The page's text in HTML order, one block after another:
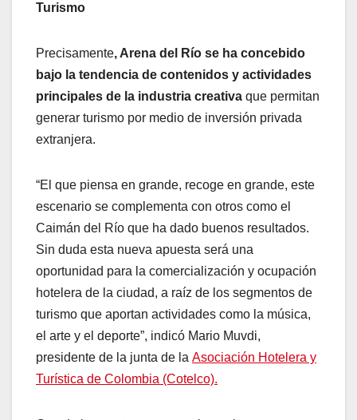
Turismo
Precisamente, Arena del Río se ha concebido
bajo la tendencia de contenidos y actividades
principales de la industria creativa que permitan
generar turismo por medio de inversión privada
extranjera.
“El que piensa en grande, recoge en grande, este
escenario se complementa con otros como el
Caimán del Río que ha dado buenos resultados.
Sin duda esta nueva apuesta será una
oportunidad para la comercialización y ocupación
hotelera de la ciudad, a raíz de los segmentos de
turismo que aportan actividades como la música,
el arte y el deporte”, indicó Mario Muvdi,
presidente de la junta de la Asociación Hotelera y
Turística de Colombia (Cotelco).